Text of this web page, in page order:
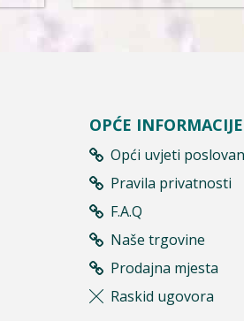
OPĆE INFORMACIJE
Opći uvjeti
Pravila privatnosti
F.A.Q
Naše trgovine
Prodajna mjesta
Raskid ugovora